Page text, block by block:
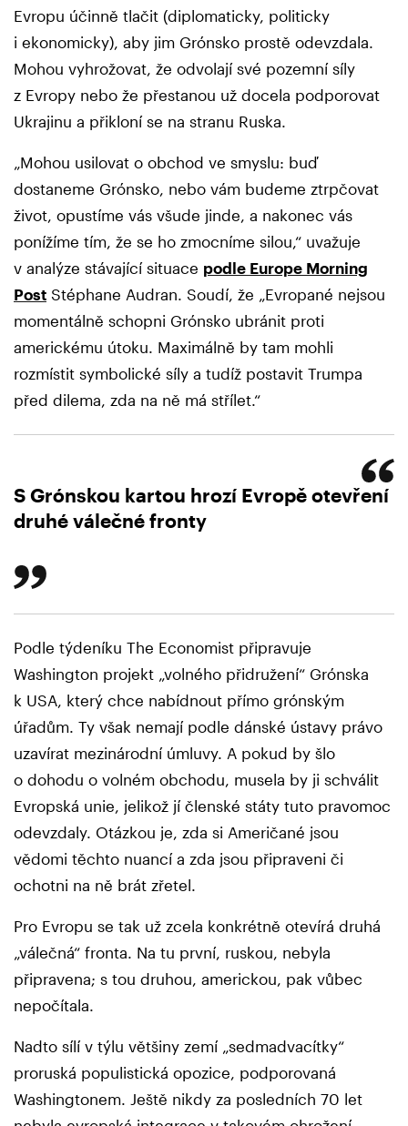
Evropu účinně tlačit (diplomaticky, politicky
i ekonomicky), aby jim Grónsko prostě odevzdala.
Mohou vyhrožovat, že odvolají své pozemní síly
z Evropy nebo že přestanou už docela podporovat
Ukrajinu a přikloní se na stranu Ruska.
„Mohou usilovat o obchod ve smyslu: buď
dostaneme Grónsko, nebo vám budeme ztrpčovat
život, opustíme vás všude jinde, a nakonec vás
ponížíme tím, že se ho zmocníme silou,“ uvažuje
v analýze stávající situace podle Europe Morning
Post Stéphane Audran. Soudí, že „Evropané nejsou
momentálně schopni Grónsko ubránit proti
americkému útoku. Maximálně by tam mohli
rozmístit symbolické síly a tudíž postavit Trumpa
před dilema, zda na ně má střílet.“
S Grónskou kartou hrozí Evropě otevření
druhé válečné fronty
Podle týdeníku The Economist připravuje
Washington projekt „volného přidružení“ Grónska
k USA, který chce nabídnout přímo grónským
úřadům. Ty však nemají podle dánské ústavy právo
uzavírat mezinárodní úmluvy. A pokud by šlo
o dohodu o volném obchodu, musela by ji schválit
Evropská unie, jelikož jí členské státy tuto pravomoc
odevzdaly. Otázkou je, zda si Američané jsou
vědomi těchto nuancí a zda jsou připraveni či
ochotni na ně brát zřetel.
Pro Evropu se tak už zcela konkrétně otevírá druhá
„válečná“ fronta. Na tu první, ruskou, nebyla
připravena; s tou druhou, americkou, pak vůbec
nepočítala.
Nadto sílí v týlu většiny zemí „sedmadvacítky“
proruská populistická opozice, podporovaná
Washingtonem. Ještě nikdy za posledních 70 let